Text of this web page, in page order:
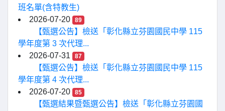
班名單(含特教生)
2026-07-20
89
【甄選公告】檢送「彰化縣立芬園國民中學 115
學年度第 3 次代理...
2026-07-31
87
【甄選公告】檢送「彰化縣立芬園國民中學 115
學年度第 4 次代理...
2026-07-20
85
【甄選結果暨甄選公告】檢送「彰化縣立芬園國